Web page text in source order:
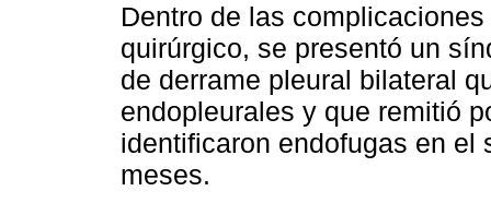
Dentro de las
quirúrgico, se presentó un
de derrame pleural bilateral
endopleurales y que remitió
identificaron endofugas en
meses.